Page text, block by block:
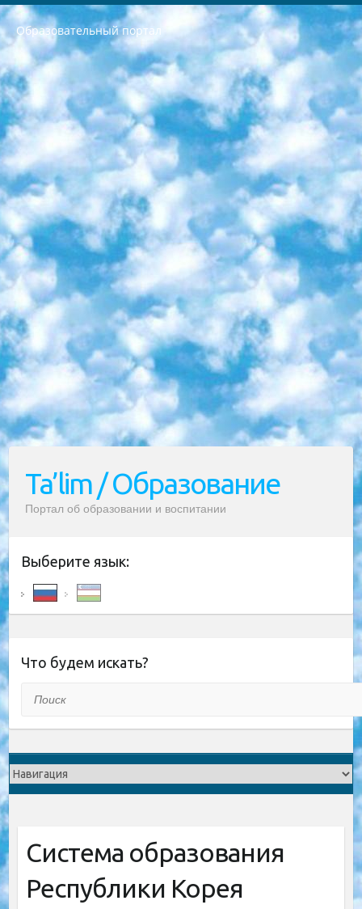
Образовательный портал
РЕСПУБЛИКА УЗБЕКИСТАН МИНИСТРЕРСТВО ДОШКОЛЬНОГО И ШКОЛЬНОГО ОБРАЗОВАНИЯ КОМАНДА в общеобразовательных учреждениях в 2023-2024 учебном году организация и проведение итоговой государственной аттестации обучающихся о Министра дошкольного и школьного образования Республики Узбекистан от 4 марта 2008 года (постановлением Минюста от 20 марта 2008 года № 1778 государственной регистрации) «Итоговое состояние учащихся общего среднего образования на основании положения об утверждении положения об аттестации общего среднего образования выпускной экзамен студентов в образовательных учреждениях в 2023-2024 учебном году В целях организации и прохождения аттестации приказываю: 1. Следующее: перечень предметов, по которым будет проводиться итоговая государственная аттестация и экзамен формы перевода согласно приложению 1; сертификаты международного образца, оценивающие уровень владения иностранными языками перечень согласно приложению 2; 2. Педагогический при специализированных образовательных учреждениях. научно-практический центр квалификации и международной оценки (Д.Давидова) 2024 г. До 25 марта: задания по предметам, по которым будет проводиться итоговая аттестация разработка и утверждение технических условий; итоговая аттестация на основании разработанного предметного задания разработка вопросов по предметам (устно и письменно), экзамен передача; общеобразовательные средние школы и специальные учебные заведения учащиеся выпускных классов школ и интернатов в агентской системе подготовка базы данных экзаменационных материалов и критериев оценки; перевод базы экзаменационных материалов на все языки обучения подать в Республиканский образовательный центр для изготовления; варианты экзаменов на основе разработанных контрольных материалов пусть будут поставлены задачи формирования. 3. Республиканский образовательный центр (Ш.Худайкулов) до 5 апреля 2024 года. до: база данных предоставленных экзаменационных материалов на все языки обучения перевод и экспертиза; для слепых, слабовидящих, глухих, слабослышащих и умственно отсталых детей учащиеся выпускных классов специализированных школ и школ-интернатов база данных экзаменационных материалов на всех преподаваемых языках подготовка критериев оценки; специализированные школы для умственно отсталых детей и технологии для учащихся выпускных классов школ-интернатов разработка соответствующих рекомендаций и критериев проведения ЕГЭ по естествознанию давать задания. 4. Педагогический при специализированных образовательных учреждениях. Научно-практический центр навыков и международной оценки (Д.Давидова), Республика образовательный центр (Худайкулов Ш.) итоговый государственный аттестационный экзамен ориентирован на творческое и логическое мышление при подготовке базы материалов учитывать введение заданий. 5. Следует отметить, что: сертификат государственного образца о знании общеобразовательного предмета и как минимум национальный уровень B1 по предметам на иностранных языках, указанным в Приложении 2. или международно признанный сертификат эквивалентного уровня студенты, изучающие определенный предмет, освобождаются от экзамена; по соответствующим предметам запланирована итоговая государственная аттестация за день до дня, путем жеребьевки Рабочей группой (в письменной форме по предметам, проводимым в форме) из числа сформированных вариантов выбрано 2 варианта; 2 выбранных варианта экзамена анонсированы на официальном сайте министерства и все выпускники по всей стране на основе этих вариантов проводит итоговую государственную аттестацию. 6. Государственное образование учащихся средних общеобразовательных учреждений. знания в соответствии с квалификационными требованиями, которые необходимо приобрести на основании стандартов итоговый (выпускной) контроль для 9 и 11 классов в целях тестирования Экзамены (далее – экзамены) состоят из предметов, перечисленных в приложении 1. будет сделано. 7. Экзамены пройдут с 26 мая по 15 июня 2024 г. (кроме науки физического воспитания). 8. Физическая для учащихся 9 классов общесредних образовательных учреждений. Экзамены по предмету «Образование, квалификация медицина» 1-6 мая 2024 года. сотрудники перевести под присмотр (с отклонениями в физическом или умственном развитии) специализированная школа для детей, школы-интернаты и со сколиозом школы-интернаты санаторного типа для больных детей исключены). 9. Он был слепым, слабовидящим и имел нарушения опорно-двигательного аппарата. экзамены в специализированных школах и интернатах для детей должны проводиться исходя из требований, предъявляемых к общеобразовательным учреждениям (физкультура кроме науки). 10. Специализированная школа для глухих и слабослышащих детей. и экзамены в интернатах и быть реализован в виде письменного теста по математике. 11. Специальность для умственно отсталых детей. Для 9 класса Родной язык и литературное письмо Государственный язык (язык обучения – узбекский). для неклассов) написано Математическое письмо Письменная/устная история Узбекистана Физическое воспитание практично Итоговый контроль Для 11 класса Написание родного языка и литературы (эссе) Математическое письмо Узбекский язык (обучение на узбекском языке) не посещающее общее среднее образование для учреждений)/Образовательное учреждение выбор письменный и устный Иностранный язык письменный/устный Письменная/устная история Узбекистана *По выбору студента:  Химия  Физика  Основы государственного права  География 10 бесплатных образовательных ресурсов - Мы составили подборку онлайн-проектов с интерактивными упражнениями, видеолекциями и статьями. Они помогут вам обрести новые и освежить старые знания бесплатно. 1. «ИНТУИТ» Старейшая образовательная площадка Рунета. Здесь вы найдёте сотни текстовых и видеокурсов на десятки различных тем — от программирования до психологии. Многие курсы подготовлены российскими университетами и крупными международными компаниями вроде Intel и Microsoft. Самостоятельное обучение бесплатное, но желающие могут оплатить услуги персональных наставников. 2. «Смартия» знакомит с актуальными профессиями и подсказывает, как им обучаться. Выбрав заинтересовавшую вас специальность — SMM-специалист, фотограф, веб-дизайнер или другую, — увидите список необходимых для неё умений. Чтобы вы могли освоить их самостоятельно, для каждого умения площадка отображает подборку ссылок на учебные материалы. Хотя «Смартия» ориентируется на русскоязычную аудиторию, часть контента всё же доступна только на английском. 3. «Лекторий Физтеха» Проект Московского физико-технического института (Физтеха). С его помощью вы можете смотреть онлайн серии лекций, записанные на видео в этом вузе. В числе доступных предметов — физика, биология, химия, информационные технологии и другие. К некоторым лекциям администрация ресурса прилагает готовые конспекты, которые можно скачивать в PDF-формате. 4. ITMOcourses Онлайн-площадка Санкт-Петербургского национального исследовательского университета информационных технологий, механики и оптики (ИТМО). Ресурс предоставляет свободный доступ к курсам, разработанным в этом вузе. Каталог материалов разбит на четыре категории: «Оптические системы и технологии», «Приборостроение и робототехника», «Информационные технологии» и «Биотехнологии». Курсы состоят из видеолекций, интерактивных демонстраций и заданий. 5. «КиберЛенинка» Электронная научная библиотека открытого доступа. Каталог площадки регулярно обрастает текстами статей из различных научных изданий. Сгруппированные по журналам и рубрикам публикации можно читать онлайн или скачивать целиком в PDF-формате. Проект нацелен на популяризацию науки за счёт открытого доступа к качественной информации. 6. «ПостНаука» На этом ресурсе публикуют подборки видеолекций, составленные экспертами из разных отраслей и объединённые общими темами. Среди них, к примеру, есть серии «Биоинформатика и геномика», «Культура средневековой Скандинавии» и Cinema Studies о теории кино. Каждая подборка лекций — логически связанная история, рассказанная экспертом от первого лица. Кроме того, на сайте появляются научно-образовательные статьи и тесты на разные темы. 7. «Newочём» Команда проекта «Newочём» отбирает самые интересные тексты из англоязычных СМИ и переводит те из них, за которые голосуют участники сообщества «ВКонтакте». По большей части это научно-популярные статьи. Редакторы придумывают лишь заголовки, в остальном содержание переводов соответствует оригиналам. Полные тексты можно читать прямо в социальной сети. 8. InternetUrok Онлайн-база материалов по основным дисциплинам школьной программы. Информация на сайте структурирована по классам, предметам и темам (урокам). Каждый урок состоит из видеолекций и конспектов. Есть также интерактивные тренажёры и тесты для закрепления пройденного материала. Даже если вы давно окончили школу, возможность повторить программу старших классов всегда может пригодиться. 9. Edutainme Ещё один ресурс об образовании. В отличие от Newtonew, как мне кажется, Edutainme больше ориентируется на представителей индустрии: педагогов, предпринимателей, разработчиков образовательных проектов. Но и любой, кто просто стремится к саморазвитию, найдёт на сайте много полезного и интересного для себя. Например, информацию о новых курсах и образовательных сервисах. 10. Newtonew Онлайн-медиа об образовании и обучении в широком смысле. Авторы Newtonew пишут об инструментах, заведениях, тактиках и стратегиях, которые помогают учить других и получать новые знания самостоятельно. На этой площадке вы найдёте новости, обзоры, аналитические мат
Ta’lim / Образование
Портал об образовании и воспитании
Выберите язык:
Что будем искать?
Система образования
Республики Корея